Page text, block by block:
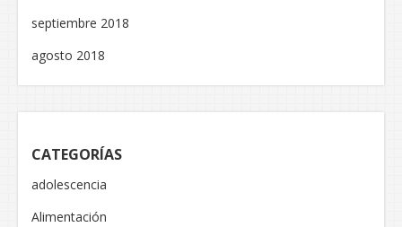
septiembre 2018
agosto 2018
CATEGORÍAS
adolescencia
Alimentación